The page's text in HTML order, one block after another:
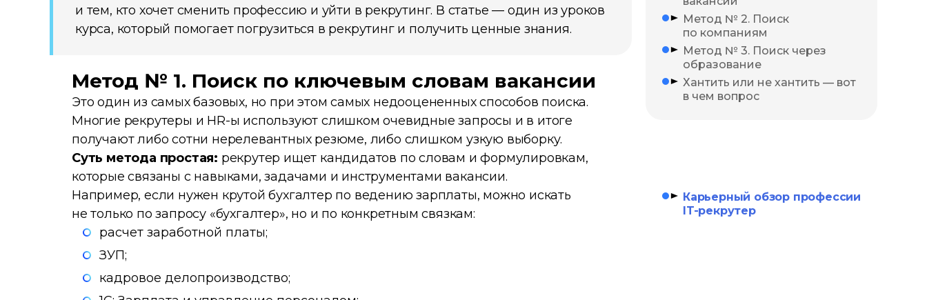
Метод № 2. Поиск
по компаниям
Метод № 3. Поиск через
образование
Хантить или не хантить — вот
в чем вопрос
и тем, кто хочет сменить профессию и уйти в рекрутинг. В статье — один из уроков
курса, который помогает погрузиться в рекрутинг и получить ценные знания.
Метод № 1. Поиск по ключевым словам вакансии
Это один из самых базовых, но при этом самых недооцененных способов поиска.
Многие рекрутеры и HR-ы используют слишком очевидные запросы и в итоге
получают либо сотни нерелевантных резюме, либо слишком узкую выборку.
Суть метода простая: рекрутер ищет кандидатов по словам и формулировкам,
которые связаны с навыками, задачами и инструментами вакансии.
Карьерный обзор профессии
IT-рекрутер
Например, если нужен крутой бухгалтер по ведению зарплаты, можно искать
не только по запросу «бухгалтер», но и по конкретным связкам:
расчет заработной платы;
ЗУП;
кадровое делопроизводство;